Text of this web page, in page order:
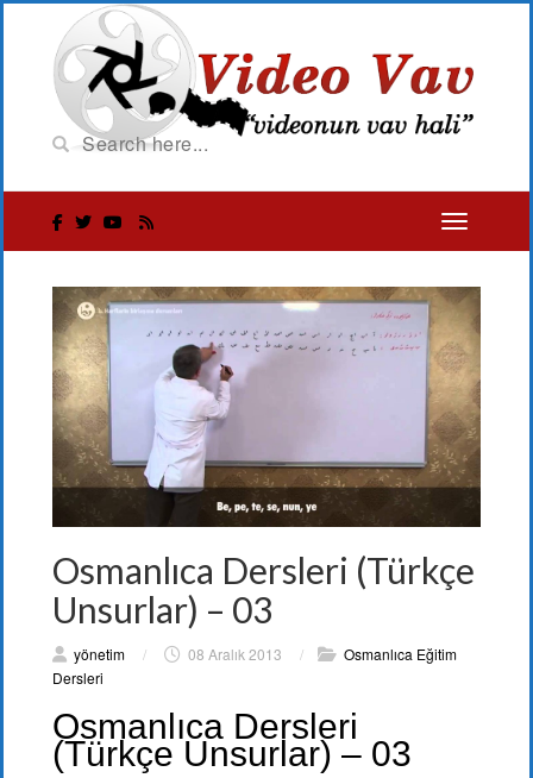
Osmanlıca Dersleri (Türkçe
Unsurlar) – 03
yönetim / 08 Aralık 2013 /
Osmanlıca Eğitim
Dersleri
Osmanlıca Dersleri
(Türkçe Unsurlar) – 03